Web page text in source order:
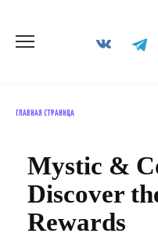
содержанию
ГЛАВНАЯ СТРАНИЦА
Mystic &
Discover
Rewards